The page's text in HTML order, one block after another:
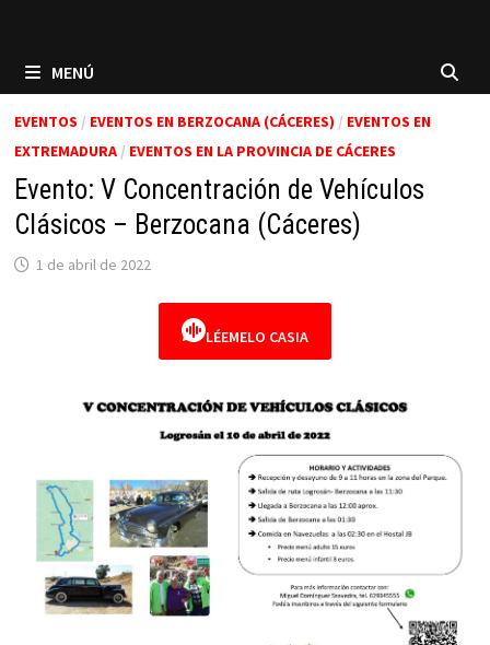
MENÚ
EVENTOS / EVENTOS EN BERZOCANA (CÁCERES) / EVENTOS EN
EXTREMADURA/ EVENTOS EN LA PROVINCIA DE CÁCERES
Evento: V Concentración de Vehículos
Clásicos – Berzocana (Cáceres)
1 de abril de 2022
LÉEMELO CASIA